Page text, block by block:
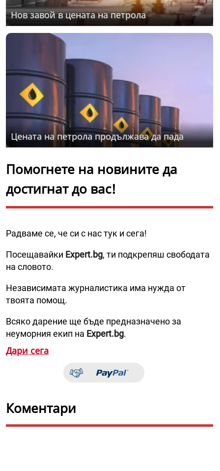
Нов завой в цената на петрола
Цената на петрола продължава да пада
Помогнете на новините да
достигнат до вас!
Радваме се, че си с нас тук и сега!
Посещавайки Expert.bg, ти подкрепяш свободата
на словото.
Независимата журналистика има нужда от
твоята помощ.
Всяко дарение ще бъде предназначено за
неуморния екип на Expert.bg.
Дари сега
Коментари